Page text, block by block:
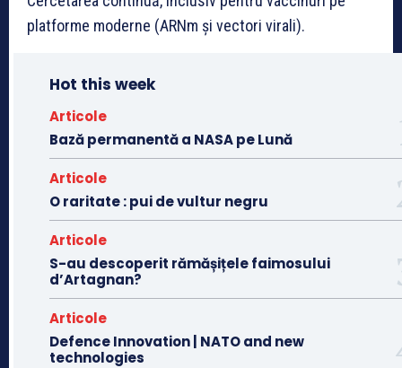
platforme moderne (ARNm și vectori virali).
Hot this week
Articole
Bază permanentă a NASA pe Lună
Articole
O raritate : pui de vultur negru
Articole
S-au descoperit rămășițele faimosului
d’Artagnan?
Articole
Defence Innovation | NATO and new
technologies